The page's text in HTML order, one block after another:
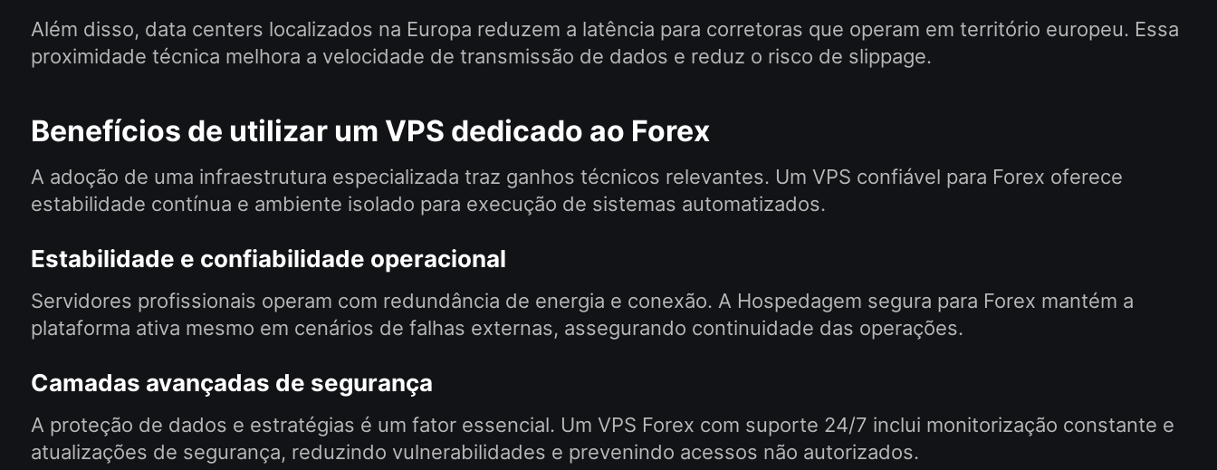
Além disso, data centers localizados na Europa reduzem a latência para corretoras que operam em território europeu. Essa
proximidade técnica melhora a velocidade de transmissão de dados e reduz o risco de slippage.
Benefícios de utilizar um VPS dedicado ao Forex
A adoção de uma infraestrutura especializada traz ganhos técnicos relevantes. Um VPS confiável para Forex oferece
estabilidade contínua e ambiente isolado para execução de sistemas automatizados.
Estabilidade e confiabilidade operacional
Servidores profissionais operam com redundância de energia e conexão. A Hospedagem segura para Forex mantém a
plataforma ativa mesmo em cenários de falhas externas, assegurando continuidade das operações.
Camadas avançadas de segurança
A proteção de dados e estratégias é um fator essencial. Um VPS Forex com suporte 24/7 inclui monitorização constante e
atualizações de segurança, reduzindo vulnerabilidades e prevenindo acessos não autorizados.